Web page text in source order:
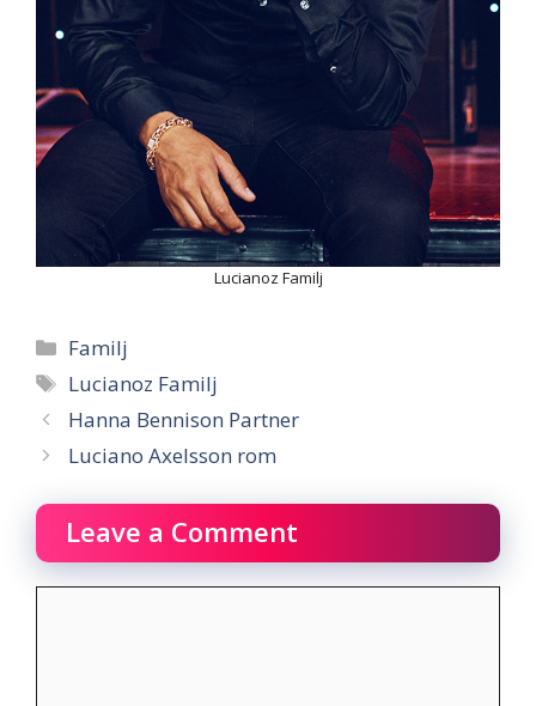
Lucianoz Familj
Categories
Familj
Tags
Lucianoz Familj
Hanna Bennison Partner
Luciano Axelsson rom
Leave a Comment